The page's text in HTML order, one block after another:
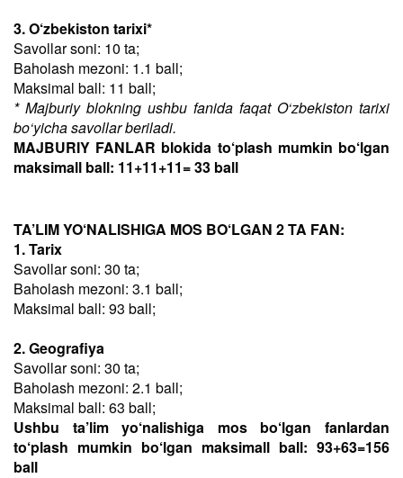
3. O‘zbekiston tarixi*
Savollar soni: 10 ta;
Baholash mezoni: 1.1 ball;
Maksimal ball: 11 ball;
* Majburiy blokning ushbu fanida faqat O‘zbekiston tarixi
bo‘yicha savollar beriladi.
MAJBURIY FANLAR blokida to‘plash mumkin bo‘lgan
maksimall ball: 11+11+11= 33 ball
TA’LIM YO‘NALISHIGA MOS BO‘LGAN 2 TA FAN:
1. Tarix
Savollar soni: 30 ta;
Baholash mezoni: 3.1 ball;
Maksimal ball: 93 ball;
2. Geografiya
Savollar soni: 30 ta;
Baholash mezoni: 2.1 ball;
Maksimal ball: 63 ball;
Ushbu ta’lim yo‘nalishiga mos bo‘lgan fanlardan
to‘plash mumkin bo‘lgan maksimall ball: 93+63=156
ball